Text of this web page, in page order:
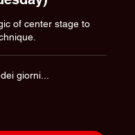
of center stage to
giorni...